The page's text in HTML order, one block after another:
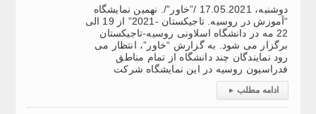
دوشنبه، 17.05.2021 /”خاور”/. نهمین نمایشگاه
“آموزش در روسیه. تاجیکستان -2021” از 19 الی
22 مه در دانشگاه اسلاونی روسیه-تاجیکستان
برگزار می شود. به گزارش “خاور”، انتظار می
رود نمایندگان چند دانشگاه از تمام مناطق
فدراسیون روسیه در این نمایشگاه شرکت
ادامه مطلب ▸